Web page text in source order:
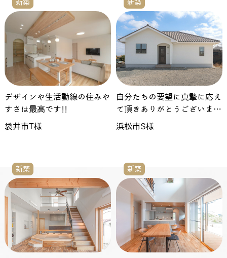
新築
デザインや生活動線の住みや
すさは最高です!!
袋井市T様
新築
自分たちの要望に真摯に応え
て頂きありがとうございまし
た
浜松市S様
新築 新築